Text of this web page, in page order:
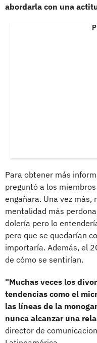
abordarla con una
Para obtener más
preguntó a los
engañara. Una vez
mentalidad más
dolería pero lo
pero que se quedarían
importaría. Además, el
de cómo se sentirían.
"Muchas veces los
tendencias como el
las líneas de la
nunca alcanzar una
director de